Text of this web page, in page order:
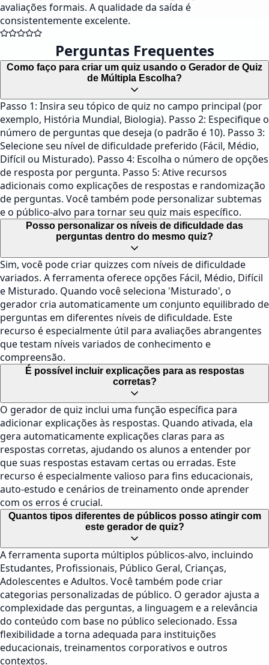
avaliações formais. A qualidade da saída é
consistentemente excelente.
Perguntas Frequentes
Como faço para criar um quiz usando o Gerador de Quiz
de Múltipla Escolha?
Passo 1: Insira seu tópico de quiz no campo principal (por
exemplo, História Mundial, Biologia). Passo 2: Especifique o
número de perguntas que deseja (o padrão é 10). Passo 3:
Selecione seu nível de dificuldade preferido (Fácil, Médio,
Difícil ou Misturado). Passo 4: Escolha o número de opções
de resposta por pergunta. Passo 5: Ative recursos
adicionais como explicações de respostas e randomização
de perguntas. Você também pode personalizar subtemas
e o público-alvo para tornar seu quiz mais específico.
Posso personalizar os níveis de dificuldade das
perguntas dentro do mesmo quiz?
Sim, você pode criar quizzes com níveis de dificuldade
variados. A ferramenta oferece opções Fácil, Médio, Difícil
e Misturado. Quando você seleciona 'Misturado', o
gerador cria automaticamente um conjunto equilibrado de
perguntas em diferentes níveis de dificuldade. Este
recurso é especialmente útil para avaliações abrangentes
que testam níveis variados de conhecimento e
compreensão.
É possível incluir explicações para as respostas
corretas?
O gerador de quiz inclui uma função específica para
adicionar explicações às respostas. Quando ativada, ela
gera automaticamente explicações claras para as
respostas corretas, ajudando os alunos a entender por
que suas respostas estavam certas ou erradas. Este
recurso é especialmente valioso para fins educacionais,
auto-estudo e cenários de treinamento onde aprender
com os erros é crucial.
Quantos tipos diferentes de públicos posso atingir com
este gerador de quiz?
A ferramenta suporta múltiplos públicos-alvo, incluindo
Estudantes, Profissionais, Público Geral, Crianças,
Adolescentes e Adultos. Você também pode criar
categorias personalizadas de público. O gerador ajusta a
complexidade das perguntas, a linguagem e a relevância
do conteúdo com base no público selecionado. Essa
flexibilidade a torna adequada para instituições
educacionais, treinamentos corporativos e outros
contextos.